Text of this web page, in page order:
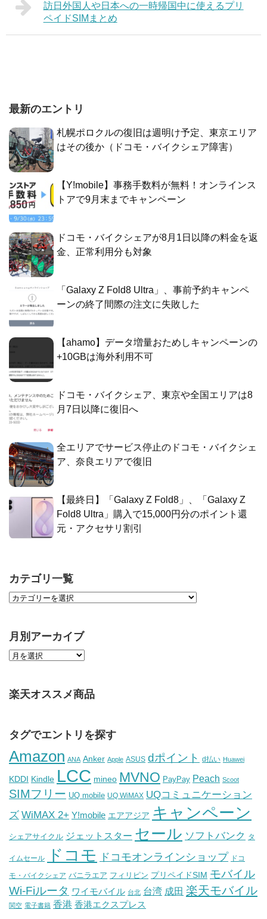
訪日外国人や日本への一時帰国中に使えるプリ
ペイドSIMまとめ
最新のエントリ
札幌ポロクルの復旧は週明け予定、東京エリア
はその後か（ドコモ・バイクシェア障害）
【Y!mobile】事務手数料が無料！オンラインス
トアで9月末までキャンペーン
ドコモ・バイクシェアが8月1日以降の料金を返
金、正常利用分も対象
「Galaxy Z Fold8 Ultra」、事前予約キャンペ
ーンの終了間際の注文に失敗した
【ahamo】データ増量おためしキャンペーンの
+10GBは海外利用不可
ドコモ・バイクシェア、東京や全国エリアは8
月7日以降に復旧へ
全エリアでサービス停止のドコモ・バイクシェ
ア、奈良エリアで復旧
【最終日】「Galaxy Z Fold8」、「Galaxy Z
Fold8 Ultra」購入で15,000円分のポイント還
元・アクセサリ割引
カテゴリ一覧
月別アーカイブ
楽天オススメ商品
タグでエントリを探す
Amazon ANA Anker Apple ASUS dポイント d払い Huawei
KDDI Kindle LCC mineo MVNO PayPay Peach Scoot
SIMフリー UQ mobile UQ WiMAX UQコミュニケーション
ズ WiMAX 2+ Y!mobile エアアジア キャンペーン
シェアサイクル ジェットスター セール ソフトバンク タ
イムセール ドコモ ドコモオンラインショップ ドコ
モ・バイクシェア バニラエア フィリピン プリペイドSIM モバイル
Wi-Fiルータ ワイモバイル 台北 台湾 成田 楽天モバイル
関空 電子書籍 香港 香港エクスプレス